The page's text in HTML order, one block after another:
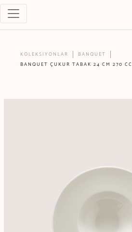
KOLEKSİYONLAR
BANQUET
BANQUET ÇUKUR TABAK 24 CM 270 CC